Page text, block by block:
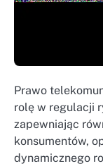
Prawo
rolę w regulacji
zapewniając
konsumentów,
dynamicznego